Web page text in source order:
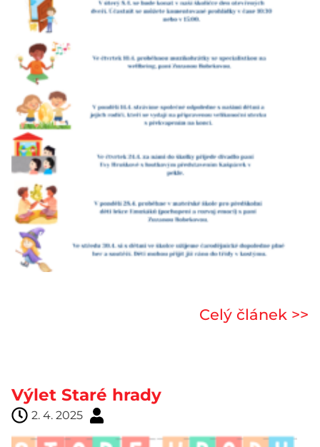
Celý článek >>
Výlet Staré hrady
2. 4. 2025